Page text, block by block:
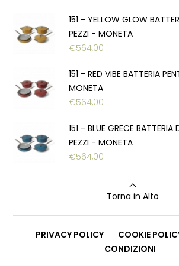
151 - YELLOW GLOW
PEZZI - MONETA
€564,00
151 - RED VIBE BATTERIA
MONETA
€564,00
151 - BLUE GRECE BATTERIA
PEZZI - MONETA
€564,00
Torna in Alto
PRIVACY POLICY COOKIE
CONDIZIONI